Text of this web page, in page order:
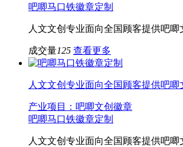
吧唧马口铁徽章定制
人文文创专业面向全国顾客提供吧
成交量125 查看更多
人文文创专业面向全国顾客提供吧
产业项目：吧唧文创徽章
吧唧马口铁徽章定制
人文文创专业面向全国顾客提供吧